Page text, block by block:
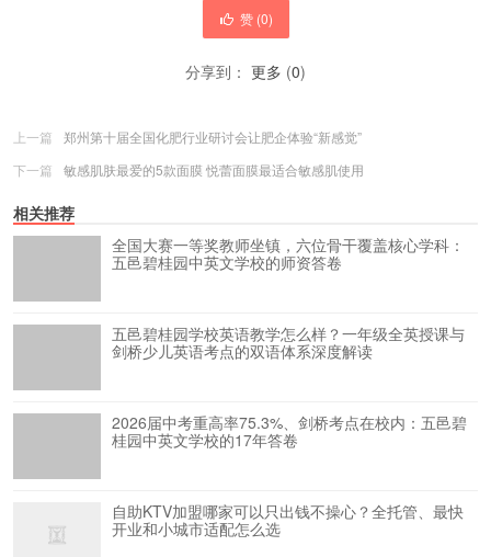
赞 (0)
分享到： 更多 (0)
上一篇
郑州第十届全国化肥行业研讨会让肥企体验“新感觉”
下一篇
敏感肌肤最爱的5款面膜 悦蕾面膜最适合敏感肌使用
相关推荐
全国大赛一等奖教师坐镇，六位骨干覆盖核心学科：
五邑碧桂园中英文学校的师资答卷
五邑碧桂园学校英语教学怎么样？一年级全英授课与
剑桥少儿英语考点的双语体系深度解读
2026届中考重高率75.3%、剑桥考点在校内：五邑碧
桂园中英文学校的17年答卷
自助KTV加盟哪家可以只出钱不操心？全托管、最快
开业和小城市适配怎么选